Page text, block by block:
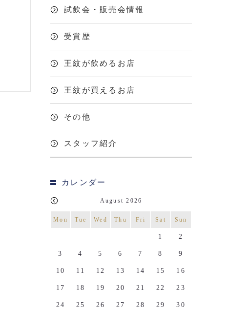
試飲会・販売会情報
受賞歴
王紋が飲めるお店
王紋が買えるお店
その他
スタッフ紹介
カレンダー
August 2026
Mon Tue Wed Thu Fri Sat Sun
1 2
3 4 5 6 7 8 9
10 11 12 13 14 15 16
17 18 19 20 21 22 23
24 25 26 27 28 29 30